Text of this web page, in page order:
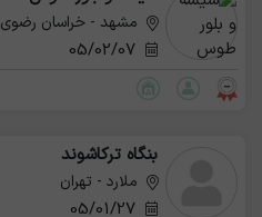
مشهد - خراسان رضوی
05/02/07
بنگاه ترکاشوند
ملارد - تهران
05/01/27